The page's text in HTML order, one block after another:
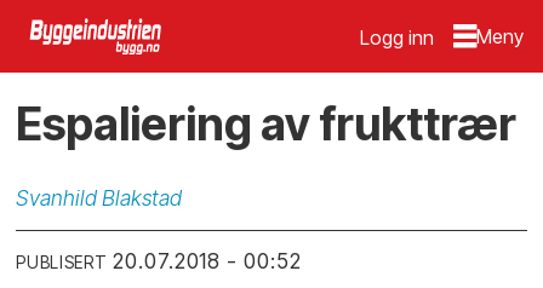
Logg inn
Espaliering av frukttrær
Svanhild Blakstad
PUBLISERT 20.07.2018 - 00:52